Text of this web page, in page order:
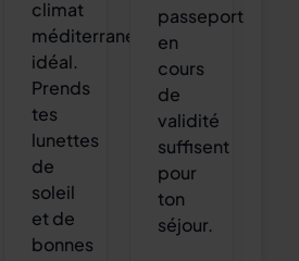
climat
méditerranéen
idéal.
Prends
tes
lunettes
de
soleil
et de
bonnes
passeport
en
cours
de
validité
suffisent
pour
ton
séjour.